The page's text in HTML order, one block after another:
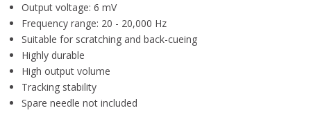
Output voltage: 6 mV
Frequency range: 20 - 20,000 Hz
Suitable for scratching and back-cueing
Highly durable
High output volume
Tracking stability
Spare needle not included